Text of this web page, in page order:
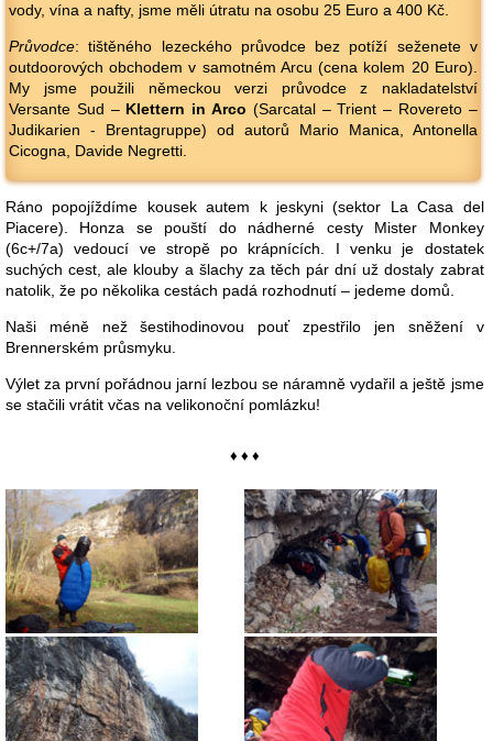
vody, vína a nafty, jsme měli útratu na osobu 25 Euro a 400 Kč.
Průvodce: tištěného lezeckého průvodce bez potíží seženete v
outdoorových obchodem v samotném Arcu (cena kolem 20 Euro).
My jsme použili německou verzi průvodce z nakladatelství
Versante Sud – Klettern in Arco (Sarcatal – Trient – Rovereto –
Judikarien - Brentagruppe) od autorů Mario Manica, Antonella
Cicogna, Davide Negretti.
Ráno popojíždíme kousek autem k jeskyni (sektor La Casa del
Piacere). Honza se pouští do nádherné cesty Mister Monkey
(6c+/7a) vedoucí ve stropě po krápnících. I venku je dostatek
suchých cest, ale klouby a šlachy za těch pár dní už dostaly zabrat
natolik, že po několika cestách padá rozhodnutí – jedeme domů.
Naši méně než šestihodinovou pouť zpestřilo jen sněžení v
Brennerském průsmyku.
Výlet za první pořádnou jarní lezbou se náramně vydařil a ještě jsme
se stačili vrátit včas na velikonoční pomlázku!
♦ ♦ ♦